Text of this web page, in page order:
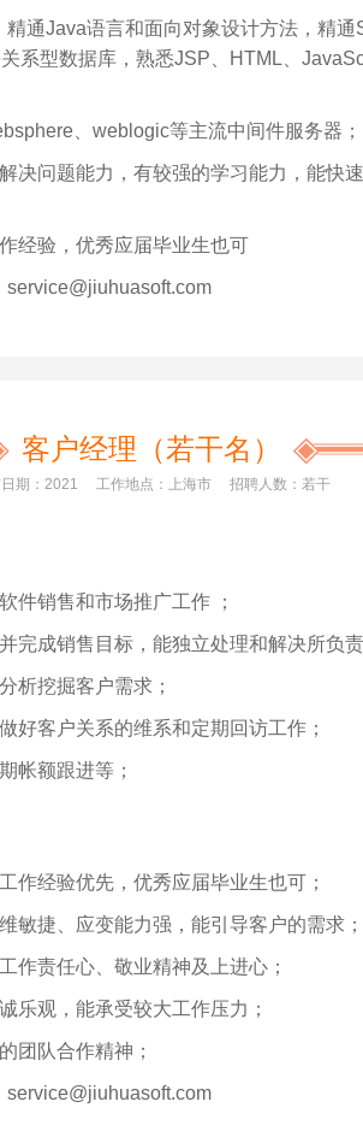
通Java语言和面向对象设计方法，精通
系型数据库，熟悉JSP、HTML、
、weblogic等主流中间件服务器；
决问题能力，有较强的学习能力，能快
经验，优秀应届毕业生也可
客户经理 （若干名）
期：2021 工作地点：上海市 招聘人数：若干
件销售和市场推广工作 ；
完成销售目标，能独立处理和解决所负责
析挖掘客户需求；
好客户关系的维系和定期回访工作；
帐额跟进等；
作经验优先，优秀应届毕业生也可；
敏捷、应变能力强，能引导客户的需求；
作责任心、敬业精神及上进心；
乐观，能承受较大工作压力；
团队合作精神；